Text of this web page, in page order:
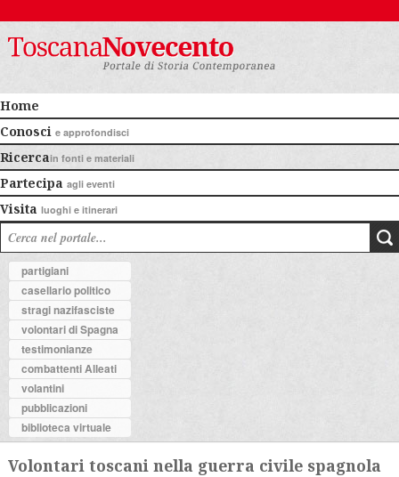
Home
Conosci e approfondisci
Ricercain fonti e materiali
Partecipa agli eventi
Visita luoghi e itinerari
partigiani
casellario politico
stragi nazifasciste
volontari di Spagna
testimonianze
combattenti Alleati
volantini
pubblicazioni
biblioteca virtuale
Volontari toscani nella guerra civile spagnola